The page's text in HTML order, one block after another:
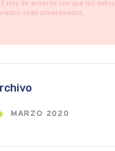
Estoy de acuerdo con que los datos
sean almacenados.
MARZO 2020